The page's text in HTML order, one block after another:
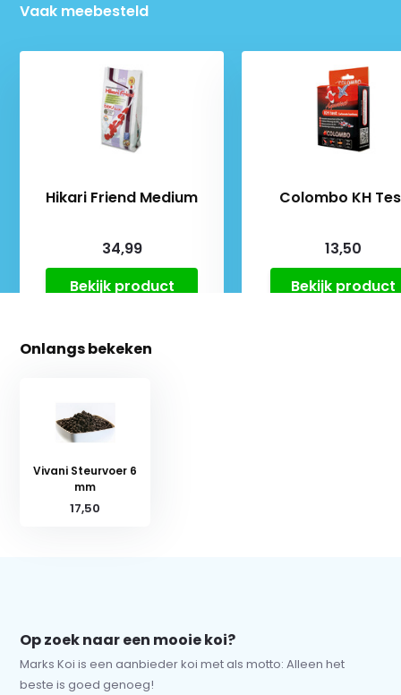
Vaak meebesteld
Hikari Friend Medium
34,99
Bekijk product
Colombo KH
13,50
Bekijk product
Onlangs bekeken
Vivani Steurvoer 6
mm
17,50
Op zoek naar een mooie koi?
Marks Koi is een aanbieder koi met als motto: Alleen het
beste is goed genoeg!